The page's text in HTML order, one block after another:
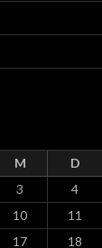
M D
3 4
10 11
17 18